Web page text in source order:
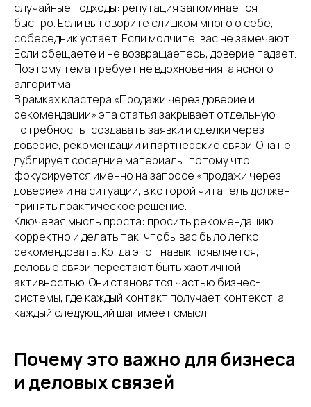
случайные подходы: репутация запоминается
быстро. Если вы говорите слишком много о себе,
собеседник устает. Если молчите, вас не замечают.
Если обещаете и не возвращаетесь, доверие падает.
Поэтому тема требует не вдохновения, а ясного
алгоритма.
В рамках кластера «Продажи через доверие и
рекомендации» эта статья закрывает отдельную
потребность: создавать заявки и сделки через
доверие, рекомендации и партнерские связи. Она не
дублирует соседние материалы, потому что
фокусируется именно на запросе «продажи через
доверие» и на ситуации, в которой читатель должен
принять практическое решение.
Ключевая мысль проста: просить рекомендацию
корректно и делать так, чтобы вас было легко
рекомендовать. Когда этот навык появляется,
деловые связи перестают быть хаотичной
активностью. Они становятся частью бизнес-
системы, где каждый контакт получает контекст, а
каждый следующий шаг имеет смысл.
Почему это важно для бизнеса
и деловых связей